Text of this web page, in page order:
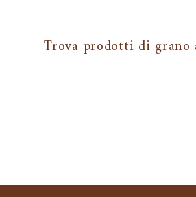
Trova prodotti di